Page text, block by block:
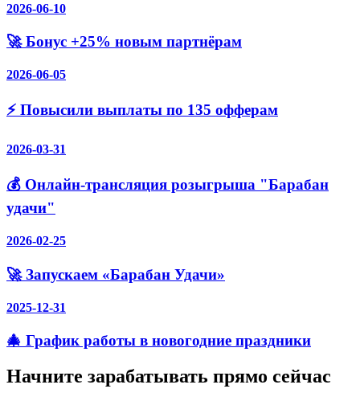
2026-06-10
🚀 Бонус +25% новым партнёрам
2026-06-05
⚡️ Повысили выплаты по 135 офферам
2026-03-31
💰 Онлайн-трансляция розыгрыша "Барабан
удачи"
2026-02-25
🚀 Запускаем «Барабан Удачи»
2025-12-31
🎄 График работы в новогодние праздники
Начните зарабатывать прямо сейчас